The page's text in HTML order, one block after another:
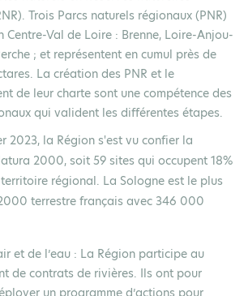
Trois Parcs naturels régionaux (PNR)
Centre-Val de Loire : Brenne, Loire-Anjou-
; et représentent en cumul près de
La création des PNR et le
de leur charte sont une compétence des
qui valident les différentes étapes.
2023, la Région s'est vu confier la
2000, soit 59 sites qui occupent 18%
régional. La Sologne est le plus
terrestre français avec 346 000
et de l’eau : La Région participe au
de contrats de rivières. Ils ont pour
un programme d’actions pour